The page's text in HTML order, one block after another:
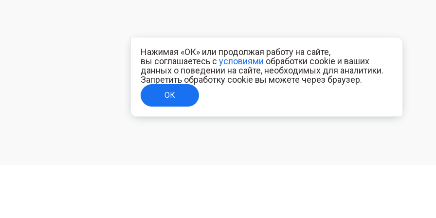
Нажимая «ОК» или продолжая работу на сайте,
вы соглашаетесь с условиями обработки cookie и ваших
данных о поведении на сайте, необходимых для аналитики.
Запретить обработку cookie вы можете через браузер.
ОК